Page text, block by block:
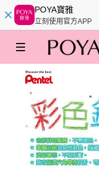
POYA寶雅
立刻使用官方APP